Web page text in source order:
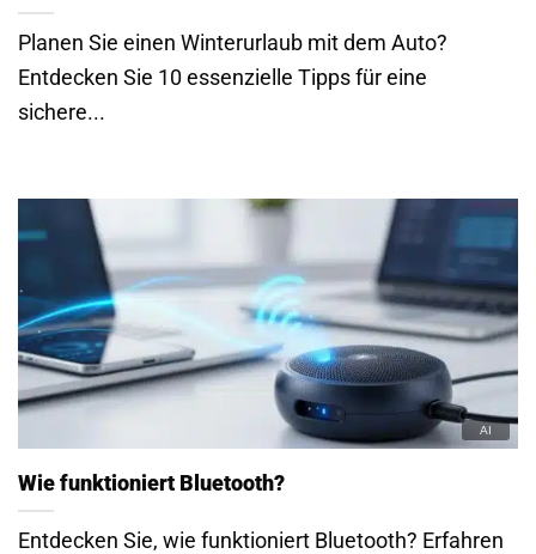
Planen Sie einen Winterurlaub mit dem Auto?
Entdecken Sie 10 essenzielle Tipps für eine
sichere...
Wie funktioniert Bluetooth?
Entdecken Sie, wie funktioniert Bluetooth? Erfahren